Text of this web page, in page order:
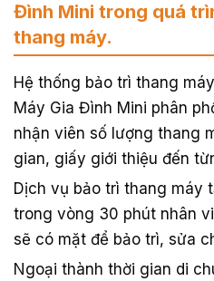
Đình Mini trong quá
thang máy.
Hệ thống bảo trì thang
Máy Gia Đình Mini phân
nhận viên số lượng thang
gian, giấy giới thiệu đến
Dịch vụ bảo trì thang máy
trong vòng 30 phút nhân
sẽ có mặt để bảo trì, sửa
Ngoại thành thời gian di